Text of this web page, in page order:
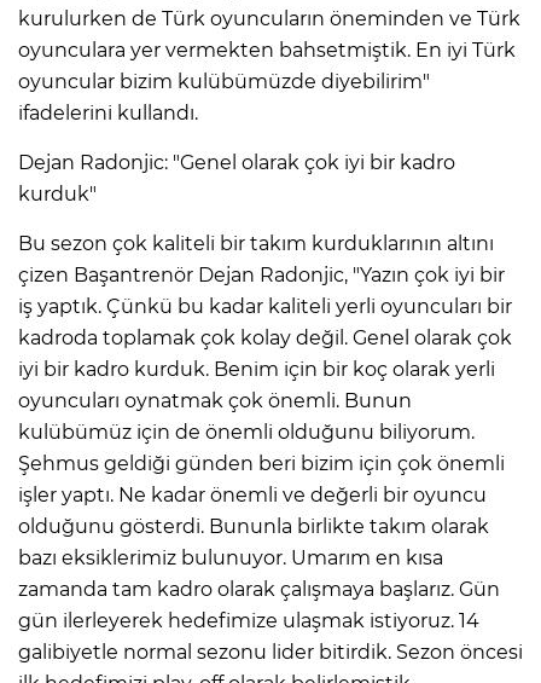
kurulurken de Türk oyuncuların öneminden ve Türk
oyunculara yer vermekten bahsetmiştik. En iyi Türk
oyuncular bizim kulübümüzde diyebilirim"
ifadelerini kullandı.
Dejan Radonjic: "Genel olarak çok iyi bir kadro
kurduk"
Bu sezon çok kaliteli bir takım kurduklarının altını
çizen Başantrenör Dejan Radonjic, "Yazın çok iyi bir
iş yaptık. Çünkü bu kadar kaliteli yerli oyuncuları bir
kadroda toplamak çok kolay değil. Genel olarak çok
iyi bir kadro kurduk. Benim için bir koç olarak yerli
oyuncuları oynatmak çok önemli. Bunun
kulübümüz için de önemli olduğunu biliyorum.
Şehmus geldiği günden beri bizim için çok önemli
işler yaptı. Ne kadar önemli ve değerli bir oyuncu
olduğunu gösterdi. Bununla birlikte takım olarak
bazı eksiklerimiz bulunuyor. Umarım en kısa
zamanda tam kadro olarak çalışmaya başlarız. Gün
gün ilerleyerek hedefimize ulaşmak istiyoruz. 14
galibiyetle normal sezonu lider bitirdik. Sezon öncesi